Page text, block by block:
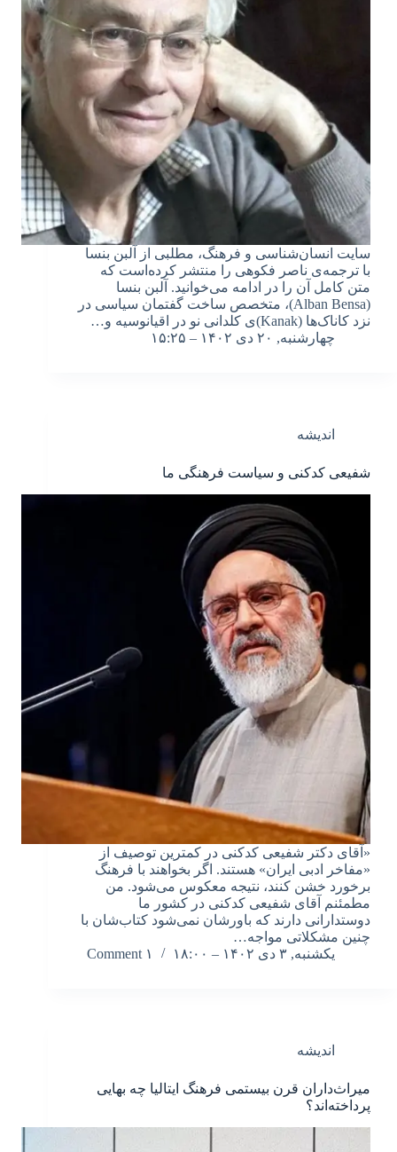
سایت انسان‌شناسی و فرهنگ، مطلبی از آلبن بنسا
با ترجمه‌ی ناصر فکوهی را منتشر کرده‌است که
متن کامل آن را در ادامه می‌خوانید. آلبن بنسا
(Alban Bensa)، متخصص ساخت گفتمان سیاسی در
نزد کاناک‌ها (Kanak)‌ی کلدانی نو در اقیانوسیه و…
چهارشنبه, ۲۰ دی ۱۴۰۲ – ۱۵:۲۵
اندیشه
شفیعی کدکنی و سیاست فرهنگی ما
«آقای دکتر شفیعی کدکنی در کمترین توصیف از
«مفاخر ادبی ایران» هستند. اگر بخواهند با فرهنگ
برخورد خشن کنند، نتیجه معکوس می‌شود. من
مطمئنم آقای شفیعی کدکنی در کشور ما
دوستدارانی دارند که باورشان نمی‌شود کتاب‌شان با
چنین مشکلاتی مواجه…
یکشنبه, ۳ دی ۱۴۰۲ – ۱۸:۰۰
۱ Comment
اندیشه
میراث‌داران قرن بیستمی فرهنگ ایتالیا چه بهایی
پرداخته‌اند؟